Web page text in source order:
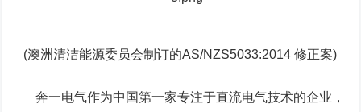
(澳洲清洁能源委员会制订的AS/NZS5033:2014 修正案)
奔一电气作为中国第一家专注于直流电气技术的企业，